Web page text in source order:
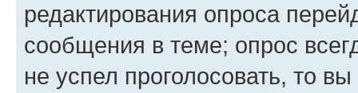
редактирования опроса
сообщения в теме; опрос
не успел проголосовать, то